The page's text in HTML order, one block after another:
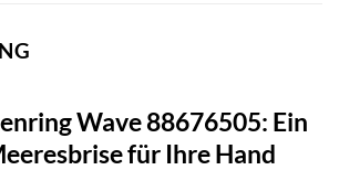
Wave 88676505: Ein
für Ihre Hand